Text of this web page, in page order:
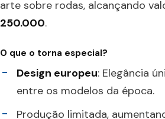
arte sobre rodas, alcançando
250.000.
O que o torna especial?
Design europeu: Elegância
entre os modelos da época.
Produção limitada,